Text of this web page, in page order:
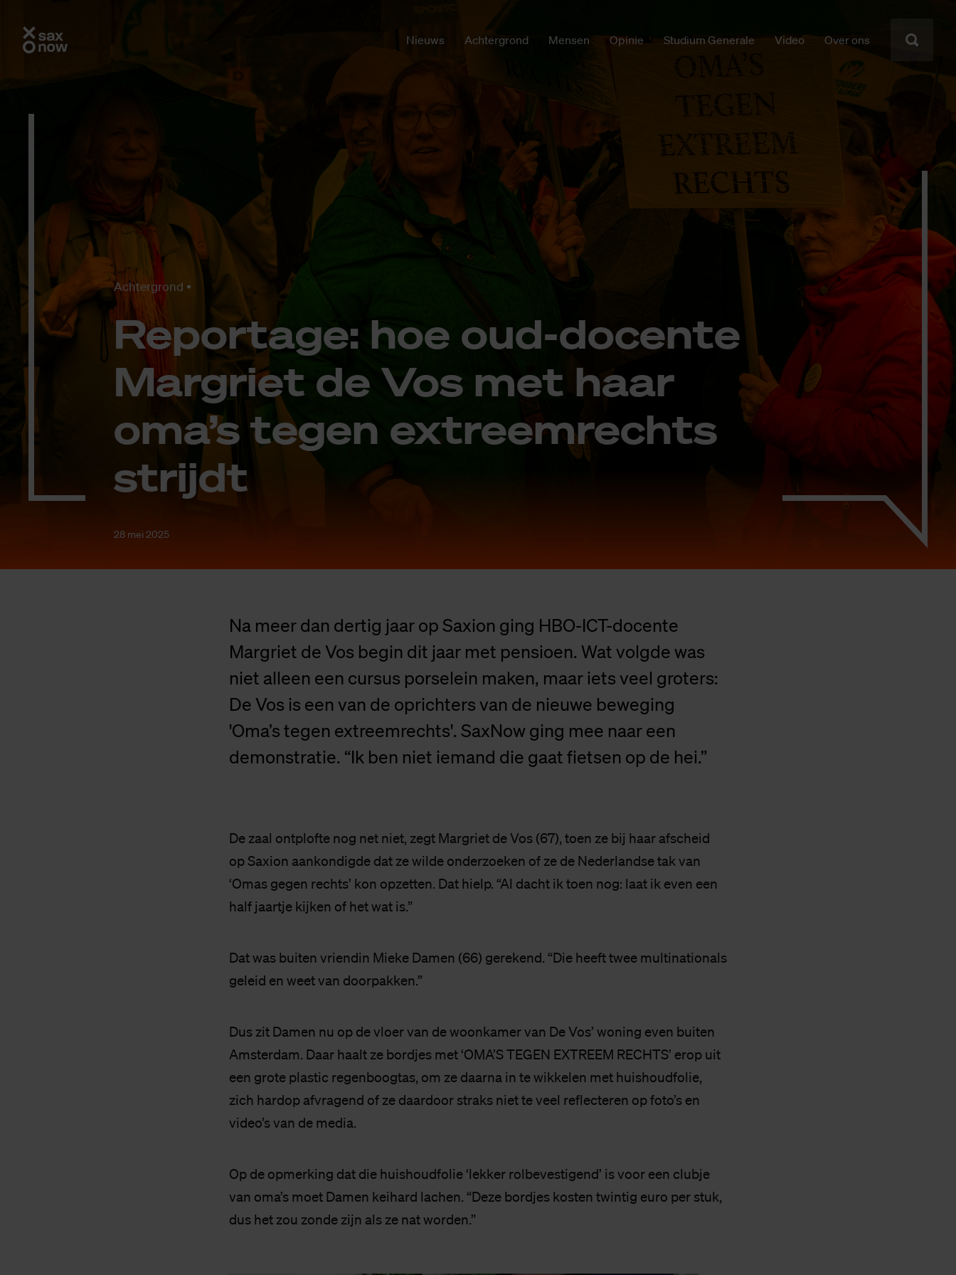
Nieuws Achtergrond Mensen Opinie Studium Generale Video Over ons
Achtergrond
Re­por­ta­ge: hoe oud-do­cen­te
Mar­griet de Vos met haar
oma’s te­gen ex­treem­rechts
strijdt
28 mei 2025
Na meer dan dertig jaar op Saxion ging HBO-ICT-docente
Margriet de Vos begin dit jaar met pensioen. Wat volgde was
niet alleen een cursus porselein maken, maar iets veel groters:
De Vos is een van de oprichters van de nieuwe beweging
'Oma’s tegen extreemrechts'. SaxNow ging mee naar een
demonstratie. “Ik ben niet iemand die gaat fietsen op de hei.”
De zaal ontplofte nog net niet, zegt Margriet de Vos (67), toen ze bij haar afscheid
op Saxion aankondigde dat ze wilde onderzoeken of ze de Nederlandse tak van
‘Omas gegen rechts’ kon opzetten. Dat hielp. “Al dacht ik toen nog: laat ik even een
half jaartje kijken of het wat is.”
Dat was buiten vriendin Mieke Damen (66) gerekend. “Die heeft twee multinationals
geleid en weet van doorpakken.”
Dus zit Damen nu op de vloer van de woonkamer van De Vos’ woning even buiten
Amsterdam. Daar haalt ze bordjes met ‘OMA’S TEGEN EXTREEM RECHTS’ erop uit
een grote plastic regenboogtas, om ze daarna in te wikkelen met huishoudfolie,
zich hardop afvragend of ze daardoor straks niet te veel reflecteren op foto’s en
video’s van de media.
Op de opmerking dat die huishoudfolie ‘lekker rolbevestigend’ is voor een clubje
van oma’s moet Damen keihard lachen. “Deze bordjes kosten twintig euro per stuk,
dus het zou zonde zijn als ze nat worden.”